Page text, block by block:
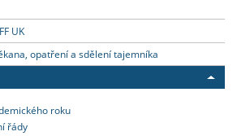
UK
opatření a sdělení tajemníka
roku
řády